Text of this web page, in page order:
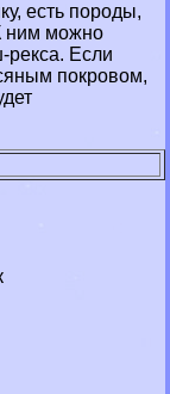
есть породы,
ним можно
рекса. Если
покровом,